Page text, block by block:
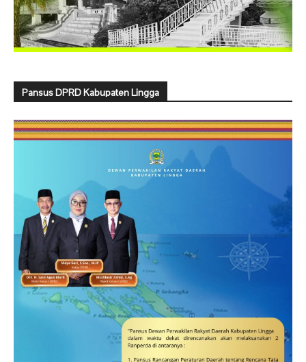
Pansus DPRD Kabupaten Lingga